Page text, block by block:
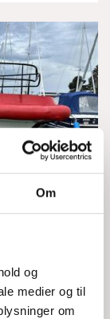
Om
og
medier og til
om